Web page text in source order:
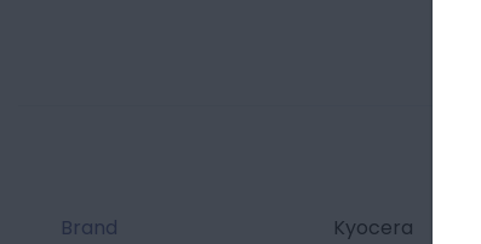
Brand
Kyocera